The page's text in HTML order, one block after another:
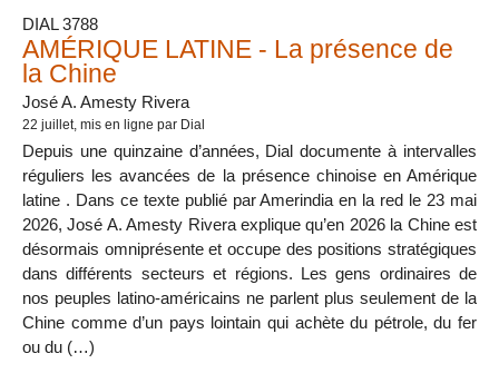
DIAL 3788
AMÉRIQUE LATINE - La présence de
la Chine
José A. Amesty Rivera
22 juillet, mis en ligne par Dial
Depuis une quinzaine d’années, Dial documente à intervalles
réguliers les avancées de la présence chinoise en Amérique
latine . Dans ce texte publié par Amerindia en la red le 23 mai
2026, José A. Amesty Rivera explique qu’en 2026 la Chine est
désormais omniprésente et occupe des positions stratégiques
dans différents secteurs et régions. Les gens ordinaires de
nos peuples latino-américains ne parlent plus seulement de la
Chine comme d’un pays lointain qui achète du pétrole, du fer
ou du (…)